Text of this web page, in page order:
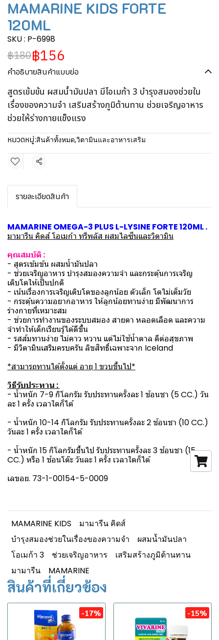
MAMARINE KIDS FORTE
120ML
SKU : P-6998
฿180฿156
คำอธิบายสินค้าแบบย่อ
สูตรเข้มข้น ผสมน้ำมันปลา มีโอเมก้า 3 บำรุงสมองช่วยใน
เรื่องของความจำ เสริมสร้างภูมิต้านทาน ช่วยเจริญอาหาร
ช่วยให้ร่างกายแข็งแรง
หมวดหมู่:สินค้าทั้งหมด,วิตามินและอาหารเสริม
แชร์
รายละเอียดสินค้า
MAMARINE OMEGA-3 PLUS L-LYSINE FORTE 120ML .
มามารีน คิดส์ โอเมก้า ทรีพลัส ผสมไลซีนและวิตามิน
คุณสมบัติ :
- สูตรเข้มข้น ผสมน้ำมันปลา
- ช่วยเจริญอาหาร บำรุงสมองความจำ และกระตุ้นการเจริญ
เติบโตให้เป็นปกติ
- เน้นเรื่องการเจริญเติบโตของลูกน้อย ตัวเล็ก โตไม่เต็มวัย
- กระตุ้นความอยากอาหาร ให้ลูกน้อยทานง่าย มีพัฒนาการ
ร่างกายที่เหมาะสม
- ช่วยการทำงานของระบบสมอง สายตา หลอดเลือด และความ
จำทำให้เด็กเรียนรู้ได้ดีขึ้น
- รสส้มทานง่าย ไม่คาว หวาน แต่ไม่ใช้น้ำตาล ดีต่อสุขภาพ
- มีวิตามินเสริมครบครัน ลิขสิทธิ์เฉพาะจาก Iceland
*สามารถทานได้ตั้งแต่ อายุ 1 ขวบขึ้นไป*
วิธีรับประทาน :
- น้ำหนัก 7-9 กิโลกรัม รับประทานครั้งละ 1 ช้อนชา (5 CC.) วัน
ละ 1 ครั้ง เวลาใดก็ได้
- น้ำหนัก 10-14 กิโลกรัม รับประทานครั้งละ 2 ช้อนชา (10 CC.)
วันละ 1 ครั้ง เวลาใดก็ได้
- น้ำหนัก 15 กิโลกรัมขึ้นไป รับประทานครั้งละ 3 ช้อนชา (15
CC.) หรือ 1 ช้อนโต๊ะ วันละ 1 ครั้ง เวลาใดก็ได้
เลขอย. 73-1-00154-5-0009
MAMARINE KIDS
มามารีน คิดส์
บำรุงสมองช่วยในเรื่องของความจำ
ผสมน้ำมันปลา
โอเมก้า 3
ช่วยเจริญอาหาร
เสริมสร้างภูมิต้านทาน
มามารีน
MAMARINE
สินค้าที่เกี่ยวข้อง
-17% -15%